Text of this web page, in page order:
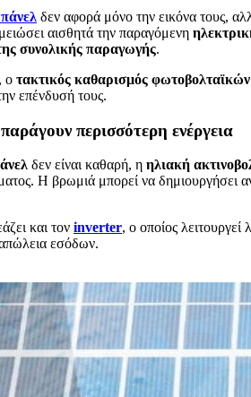
δεν αφορά μόνο την εικόνα τους,
αισθητά την παραγόμενη
συνολικής παραγωγής.
ο τακτικός καθαρισμός φωτοβολταϊκών
επένδυσή τους.
περισσότερη ενέργεια
δεν είναι καθαρή, η ηλιακή
Η βρωμιά μπορεί να
και τον inverter, ο οποίος
εσόδων.